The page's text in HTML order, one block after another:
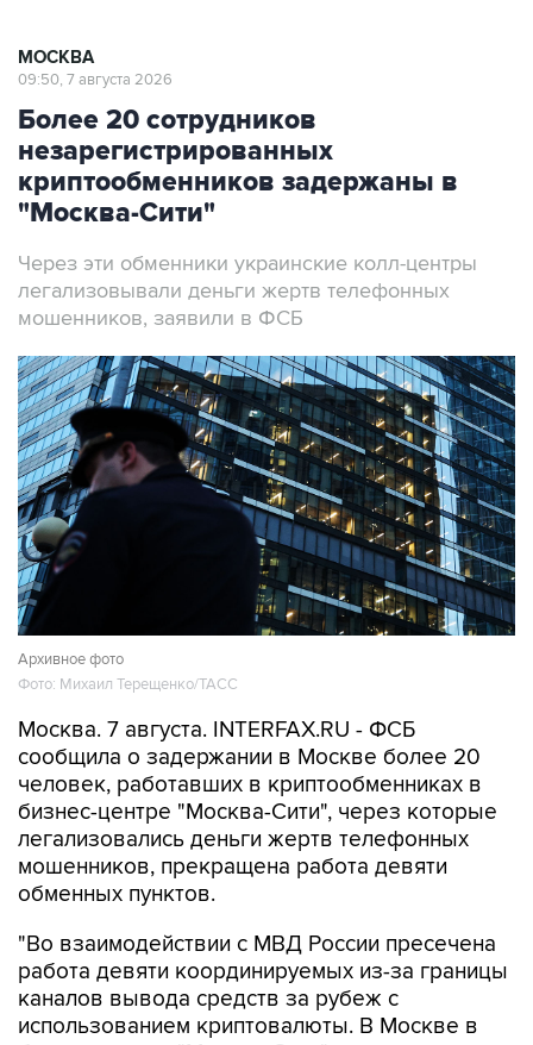
МОСКВА
09:50, 7 августа 2026
Более 20 сотрудников
незарегистрированных
криптообменников задержаны в
"Москва-Сити"
Через эти обменники украинские колл-центры
легализовывали деньги жертв телефонных
мошенников, заявили в ФСБ
Архивное фото
Фото: Михаил Терещенко/ТАСС
Москва. 7 августа. INTERFAX.RU - ФСБ
сообщила о задержании в Москве более 20
человек, работавших в криптообменниках в
бизнес-центре "Москва-Сити", через которые
легализовались деньги жертв телефонных
мошенников, прекращена работа девяти
обменных пунктов.
"Во взаимодействии с МВД России пресечена
работа девяти координируемых из-за границы
каналов вывода средств за рубеж с
использованием криптовалюты. В Москве в